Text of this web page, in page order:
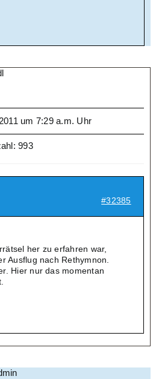
um 7:29 a.m. Uhr
993
#32385
her zu erfahren war,
Ausflug nach Rethymnon.
Hier nur das momentan